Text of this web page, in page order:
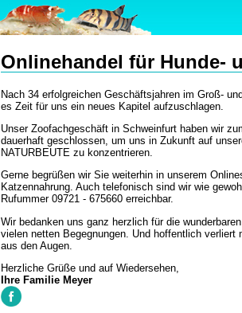
Onlinehandel für Hunde-
Nach 34 erfolgreichen Geschäftsjahren im Groß-
es Zeit für uns ein neues Kapitel aufzuschlagen.
Unser Zoofachgeschäft in Schweinfurt haben wir
dauerhaft geschlossen, um uns in Zukunft auf
NATURBEUTE zu konzentrieren.
Gerne begrüßen wir Sie weiterhin in unserem
Katzennahrung. Auch telefonisch sind wir wie
Rufummer 09721 - 675660 erreichbar.
Wir bedanken uns ganz herzlich für die
vielen netten Begegnungen. Und hoffentlich verliert
aus den Augen.
Herzliche Grüße und auf Wiedersehen,
Ihre Familie